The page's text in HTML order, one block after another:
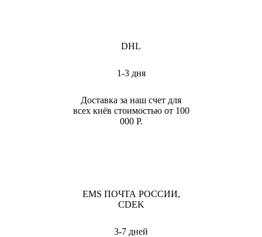
DHL
1-3 дня
Доставка за наш счет для
всех киёв стоимостью от 100
000 Р.
EMS ПОЧТА РОССИИ,
CDEK
3-7 дней